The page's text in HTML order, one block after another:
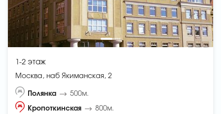
1-2 этаж
Москва, наб Якиманская, 2
Полянка 500м.
Кропоткинская 800м.